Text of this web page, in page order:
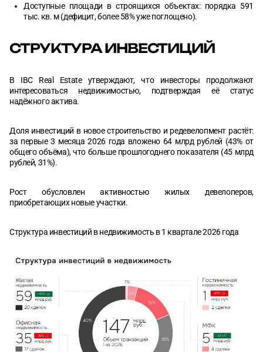
Доступные площади в строящихся объектах: порядка 591
тыс. кв. м (дефицит, более 58% уже поглощено).
СТРУКТУРА ИНВЕСТИЦИЙ
В IBC Real Estate утверждают, что инвесторы продолжают
интересоваться недвижимостью, подтверждая её статус
надёжного актива.
Доля инвестиций в новое строительство и редевелопмент растёт:
за первые 3 месяца 2026 года вложено 64 млрд рублей (43% от
общего объёма), что больше прошлогоднего показателя (45 млрд
рублей, 31%).
Рост обусловлен активностью жилых девелоперов,
приобретающих новые участки.
Структура инвестиций в недвижимость в 1 квартале 2026 года